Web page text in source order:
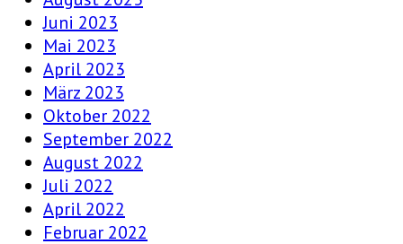
Juni 2023
Mai 2023
April 2023
März 2023
Oktober 2022
September 2022
August 2022
Juli 2022
April 2022
Februar 2022